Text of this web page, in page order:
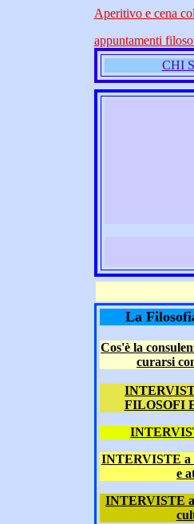
Aperitivo e cena
appuntamenti
CHI
La
Cos'è la
curarsi
FILOSOFI
INTERVISTE a
e
INTERVISTE a